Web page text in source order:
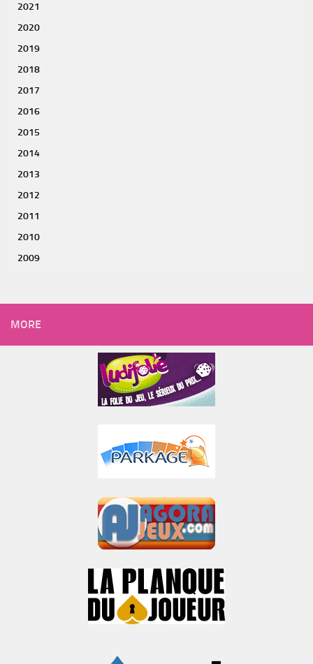
2021
2020
2019
2018
2017
2016
2015
2014
2013
2012
2011
2010
2009
MORE